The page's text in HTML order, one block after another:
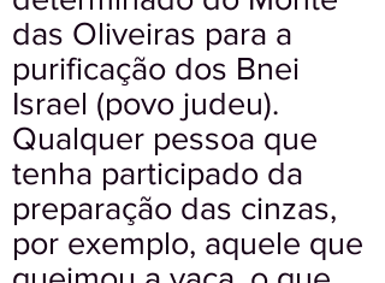
das Oliveiras para a
purificação dos Bnei
Israel (povo judeu).
Qualquer pessoa que
tenha participado da
preparação das cinzas,
por exemplo, aquele que